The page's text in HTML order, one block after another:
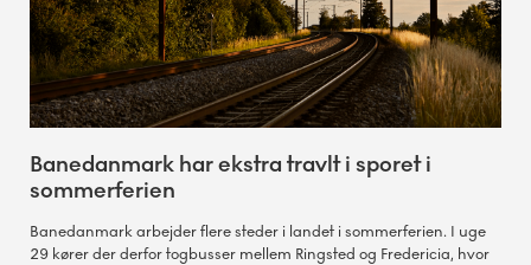
Banedanmark har ekstra travlt i sporet i
sommerferien
Banedanmark arbejder flere steder i landet i sommerferien. I uge
29 kører der derfor togbusser mellem Ringsted og Fredericia, hvor